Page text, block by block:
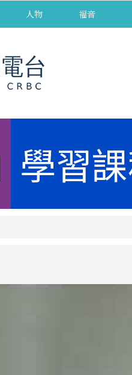
人物 福音
學習